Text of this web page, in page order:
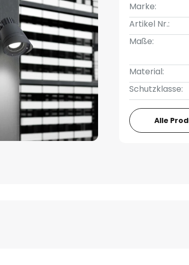
Marke:
Artikel Nr.:
Maße:
Material:
Schutzklasse:
Alle